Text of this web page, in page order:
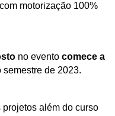
motorização 100%
no evento comece a
de 2023.
além do curso